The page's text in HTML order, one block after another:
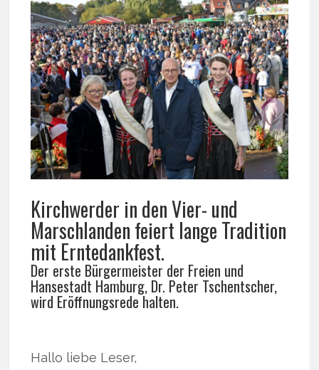
Kirchwerder in den Vier- und
Marschlanden feiert lange Tradition
mit Erntedankfest.
Der erste Bürgermeister der Freien und
Hansestadt Hamburg, Dr. Peter Tschentscher,
wird Eröffnungsrede halten.
Hallo liebe Leser,